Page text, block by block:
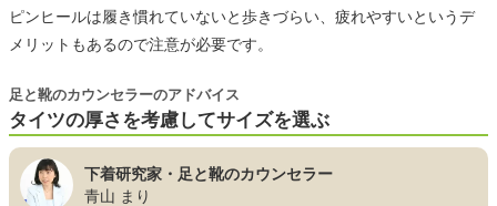
ピンヒールは履き慣れていないと歩きづらい、疲れやすいというデ
メリットもあるので注意が必要です。
タイツの厚さを考慮してサイズを選ぶ
足と靴のカウンセラーのアドバイス
下着研究家・足と靴のカウンセラー
青山 まり